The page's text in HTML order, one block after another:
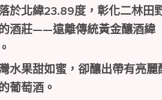
於北緯23.89度，彰化二林田
酒莊——遠離傳統黃金釀酒緯
水果甜如蜜，卻釀出帶有亮麗
葡萄酒。